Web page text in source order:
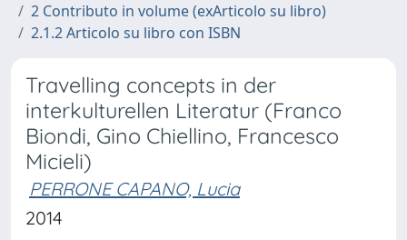
2 Contributo in volume (exArticolo su libro)
2.1.2 Articolo su libro con ISBN
Travelling concepts in der
interkulturellen Literatur (Franco
Biondi, Gino Chiellino, Francesco
Micieli)
PERRONE CAPANO, Lucia
2014